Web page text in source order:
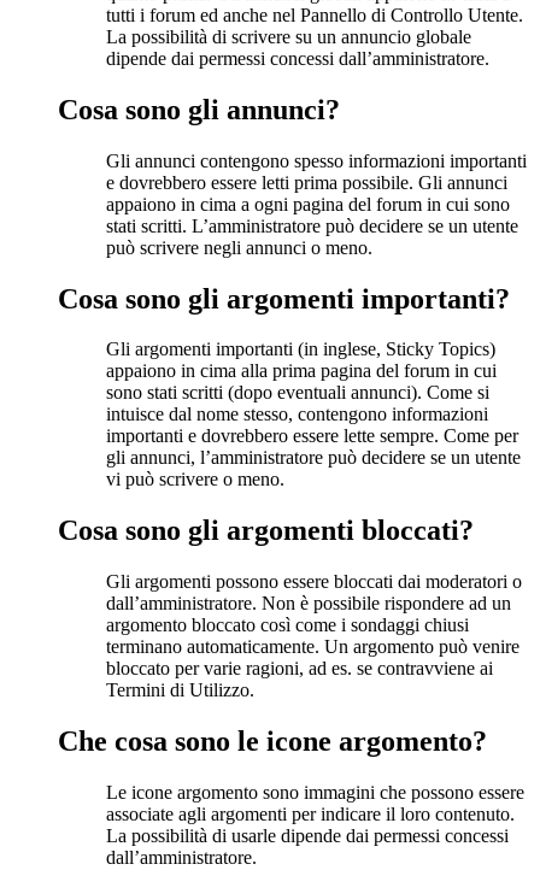
tutti i forum ed anche nel Pannello di Controllo Utente.
La possibilità di scrivere su un annuncio globale
dipende dai permessi concessi dall’amministratore.
Cosa sono gli annunci?
Gli annunci contengono spesso informazioni importanti
e dovrebbero essere letti prima possibile. Gli annunci
appaiono in cima a ogni pagina del forum in cui sono
stati scritti. L’amministratore può decidere se un utente
può scrivere negli annunci o meno.
Cosa sono gli argomenti importanti?
Gli argomenti importanti (in inglese, Sticky Topics)
appaiono in cima alla prima pagina del forum in cui
sono stati scritti (dopo eventuali annunci). Come si
intuisce dal nome stesso, contengono informazioni
importanti e dovrebbero essere lette sempre. Come per
gli annunci, l’amministratore può decidere se un utente
vi può scrivere o meno.
Cosa sono gli argomenti bloccati?
Gli argomenti possono essere bloccati dai moderatori o
dall’amministratore. Non è possibile rispondere ad un
argomento bloccato così come i sondaggi chiusi
terminano automaticamente. Un argomento può venire
bloccato per varie ragioni, ad es. se contravviene ai
Termini di Utilizzo.
Che cosa sono le icone argomento?
Le icone argomento sono immagini che possono essere
associate agli argomenti per indicare il loro contenuto.
La possibilità di usarle dipende dai permessi concessi
dall’amministratore.